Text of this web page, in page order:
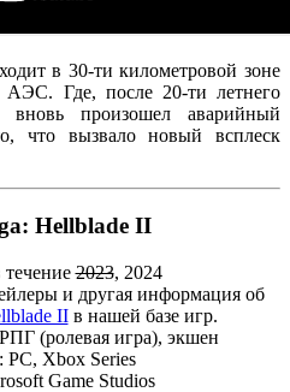
в 30-ти километровой зоне
АЭС. Где, после 20-ти летнего
вновь произошел аварийный
что вызвало новый всплеск
Hellblade II
течение2023, 2024
и другая информация об
IIв нашей базе игр.
(ролевая игра), экшен
Xbox Series
Game Studios